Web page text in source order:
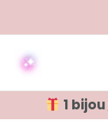
1 bijou